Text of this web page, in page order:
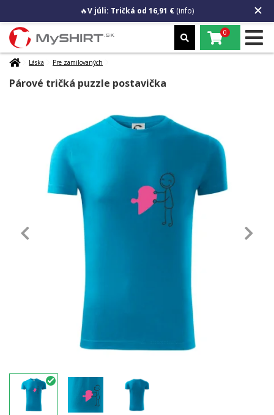
🔥V júli: Tričká od 16,91 € (info)
0
Láska Pre zamilovaných
Párové tričká puzzle postavička